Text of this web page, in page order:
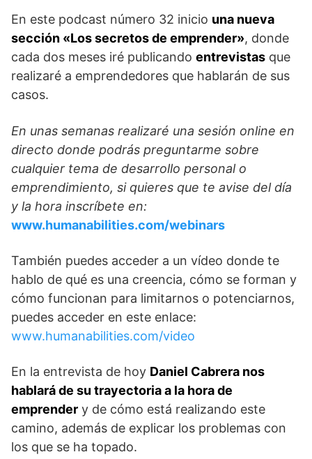
En este podcast número 32 inicio una nueva
sección «Los secretos de emprender», donde
cada dos meses iré publicando entrevistas que
realizaré a emprendedores que hablarán de sus
casos.
En unas semanas realizaré una sesión online en
directo donde podrás preguntarme sobre
cualquier tema de desarrollo personal o
emprendimiento, si quieres que te avise del día
y la hora inscríbete en:
www.humanabilities.com/webinars
También puedes acceder a un vídeo donde te
hablo de qué es una creencia, cómo se forman y
cómo funcionan para limitarnos o potenciarnos,
puedes acceder en este enlace:
www.humanabilities.com/video
En la entrevista de hoy Daniel Cabrera nos
hablará de su trayectoria a la hora de
emprender y de cómo está realizando este
camino, además de explicar los problemas con
los que se ha topado.